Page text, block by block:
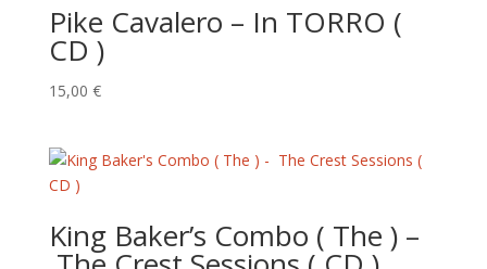
Pike Cavalero – In TORRO (
CD )
15,00 €
King Baker’s Combo ( The ) –